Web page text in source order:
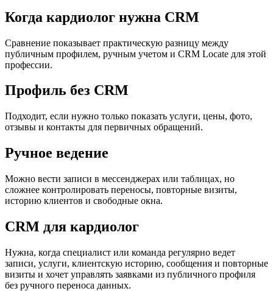
Когда кардиолог нужна CRM
Сравнение показывает практическую разницу между
публичным профилем, ручным учетом и CRM Locate для этой
профессии.
Профиль без CRM
Подходит, если нужно только показать услуги, цены, фото,
отзывы и контакты для первичных обращений.
Ручное ведение
Можно вести записи в мессенджерах или таблицах, но
сложнее контролировать переносы, повторные визиты,
историю клиентов и свободные окна.
CRM для кардиолог
Нужна, когда специалист или команда регулярно ведет
записи, услуги, клиентскую историю, сообщения и повторные
визиты и хочет управлять заявками из публичного профиля
без ручного переноса данных.